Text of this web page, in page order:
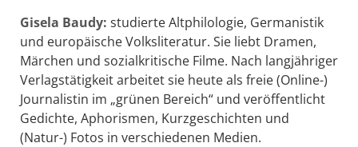
Gisela Baudy: studierte Altphilologie, Germanistik
und europäische Volksliteratur. Sie liebt Dramen,
Märchen und sozialkritische Filme. Nach langjähriger
Verlagstätigkeit arbeitet sie heute als freie (Online-)
Journalistin im „grünen Bereich“ und veröffentlicht
Gedichte, Aphorismen, Kurzgeschichten und
(Natur-) Fotos in verschiedenen Medien.